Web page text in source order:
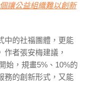
讓公益組織難以創新
中的社福團體，更能
者張安梅建議，
始，規畫5%、10%的
務的創新形式，又能